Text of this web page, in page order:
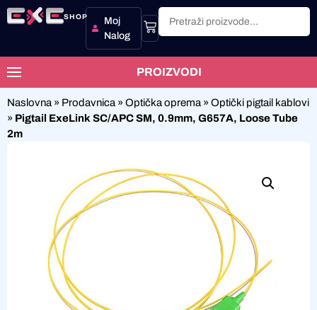
SHOP
Moj
Nalog
PROIZVODI
Naslovna » Prodavnica » Optička oprema » Optički pigtail kablovi
» Pigtail ExeLink SC/APC SM, 0.9mm, G657A, Loose Tube
2m